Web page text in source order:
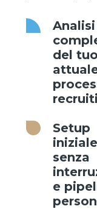
Analisi
del tuo
Setup
iniziale
senza
e